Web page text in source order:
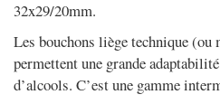
32x29/20mm.
Les bouchons liège technique (ou
permettent une grande
d’alcools. C’est une gamme